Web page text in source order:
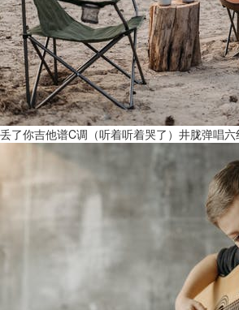
丢了你吉他谱C调（听着听着哭了）井胧弹唱六